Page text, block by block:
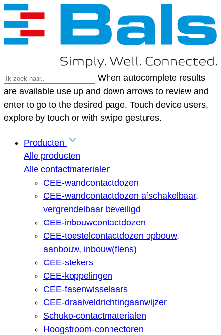
When autocomplete results
are available use up and down arrows to review and
enter to go to the desired page. Touch device users,
explore by touch or with swipe gestures.
Producten
Alle producten
Alle contactmaterialen
CEE-wandcontactdozen
CEE-wandcontactdozen afschakelbaar,
vergrendelbaar beveiligd
CEE-inbouwcontactdozen
CEE-toestelcontactdozen opbouw,
aanbouw, inbouw(flens)
CEE-stekers
CEE-koppelingen
CEE-fasenwisselaars
CEE-draaiveldrichtingaanwijzer
Schuko-contactmaterialen
Hoogstroom-connectoren